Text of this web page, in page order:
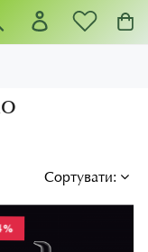
Сортувати: